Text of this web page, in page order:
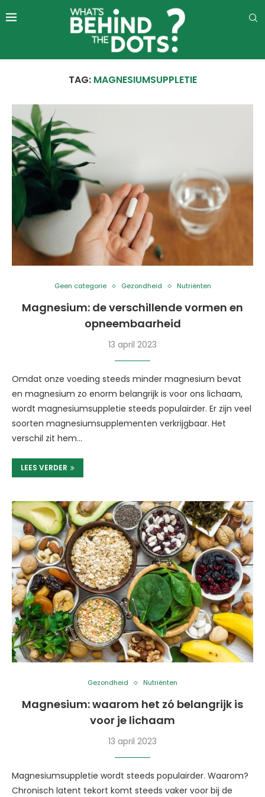
TAG: MAGNESIUMSUPPLETIE
Geen categorie Gezondheid Nutriënten
Magnesium: de verschillende vormen en
opneembaarheid
13 april 2023
Omdat onze voeding steeds minder magnesium bevat
en magnesium zo enorm belangrijk is voor ons lichaam,
wordt magnesiumsuppletie steeds populairder. Er zijn veel
soorten magnesiumsupplementen verkrijgbaar. Het
verschil zit hem…
LEES VERDER
Gezondheid Nutriënten
Magnesium: waarom het zó belangrijk is
voor je lichaam
13 april 2023
Magnesiumsuppletie wordt steeds populairder. Waarom?
Chronisch latent tekort komt steeds vaker voor bij de